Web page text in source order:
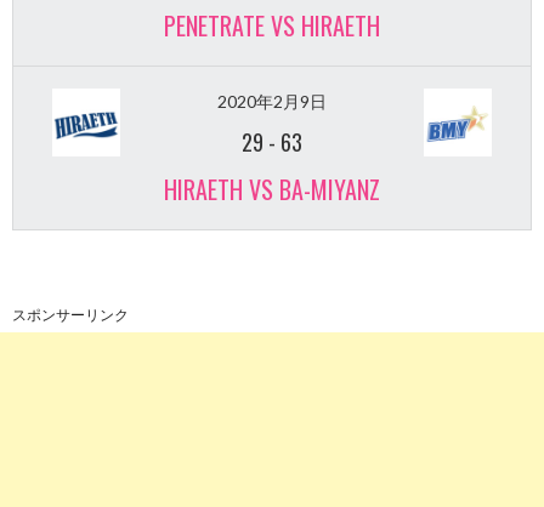
PENETRATE VS HIRAETH
2020年2月9日
29 - 63
HIRAETH VS BA-MIYANZ
スポンサーリンク